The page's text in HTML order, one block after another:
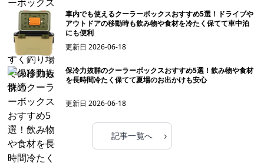
車内でも使えるクーラーボックスおすすめ5選！ドライブや
アウトドアの移動時も飲み物や食材を冷たく保てて車中泊
にも便利
更新日2026-06-18
保冷力抜群のクーラーボックスおすすめ5選！飲み物や食材
を長時間冷たく保てて夏場のお出かけも安心
更新日2026-06-18
記事一覧へ ›